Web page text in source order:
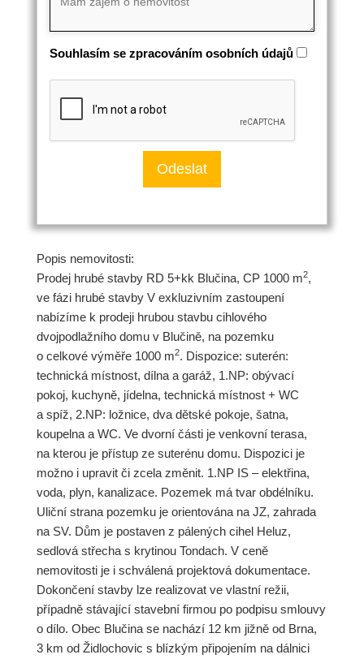
Souhlasím se zpracováním osobních údajů
Popis nemovitosti:
Prodej hrubé stavby RD 5+kk Blučina, CP 1000 m2,
ve fázi hrubé stavby V exkluzivním zastoupení
nabízíme k prodeji hrubou stavbu cihlového
dvojpodlažního domu v Blučině, na pozemku
o celkové výměře 1000 m2. Dispozice: suterén:
technická místnost, dílna a garáž, 1.NP: obývací
pokoj, kuchyně, jídelna, technická místnost + WC
a spíž, 2.NP: ložnice, dva dětské pokoje, šatna,
koupelna a WC. Ve dvorní části je venkovní terasa,
na kterou je přístup ze suterénu domu. Dispozici je
možno i upravit či zcela změnit. 1.NP IS – elektřina,
voda, plyn, kanalizace. Pozemek má tvar obdélníku.
Uliční strana pozemku je orientována na JZ, zahrada
na SV. Dům je postaven z pálených cihel Heluz,
sedlová střecha s krytinou Tondach. V ceně
nemovitosti je i schválená projektová dokumentace.
Dokončení stavby lze realizovat ve vlastní režii,
případně stávající stavební firmou po podpisu smlouvy
o dílo. Obec Blučina se nachází 12 km jižně od Brna,
3 km od Židlochovic s blízkým připojením na dálnici